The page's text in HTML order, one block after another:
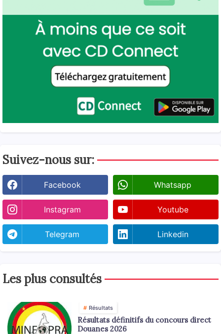
Suivez-nous sur:
Facebook Whatsapp
Instagram Youtube
Telegram Linkedin
Les plus consultés
Résultats
Résultats définitifs du concours direct
Douanes 2026